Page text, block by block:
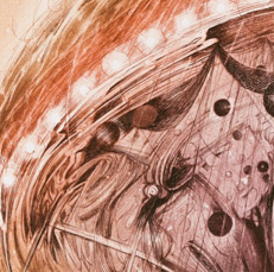
Grafik, malíř a
na pozoun, příprava ke
v Praze (tuba,
Kresby do školního
První pochybnosti o
Soustavné kreslení